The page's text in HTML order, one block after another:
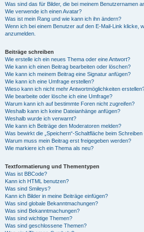
Was sind das für Bilder, die bei meinem Benutzernamen
Wie verwende ich einen Avatar?
Was ist mein Rang und wie kann ich ihn ändern?
Wenn ich bei einem Benutzer auf den E-Mail-Link klicke,
anzumelden.
Beiträge schreiben
Wie erstelle ich ein neues Thema oder eine Antwort?
Wie kann ich einen Beitrag bearbeiten oder löschen?
Wie kann ich meinem Beitrag eine Signatur anfügen?
Wie kann ich eine Umfrage erstellen?
Wieso kann ich nicht mehr Antwortmöglichkeiten
Wie bearbeite oder lösche ich eine Umfrage?
Warum kann ich auf bestimmte Foren nicht zugreifen?
Weshalb kann ich keine Dateianhänge anfügen?
Weshalb wurde ich verwarnt?
Wie kann ich Beiträge den Moderatoren melden?
Was bewirkt die „Speichern“-Schaltfläche beim
Warum muss mein Beitrag erst freigegeben werden?
Wie markiere ich ein Thema als neu?
Textformatierung und Thementypen
Was ist BBCode?
Kann ich HTML benutzen?
Was sind Smileys?
Kann ich Bilder in meine Beiträge einfügen?
Was sind globale Bekanntmachungen?
Was sind Bekanntmachungen?
Was sind wichtige Themen?
Was sind geschlossene Themen?